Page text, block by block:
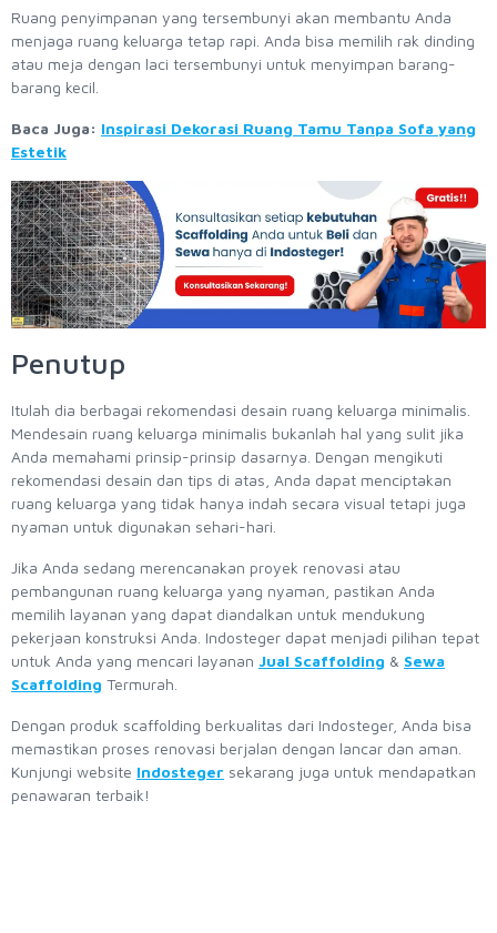
Ruang penyimpanan yang tersembunyi akan membantu Anda
menjaga ruang keluarga tetap rapi. Anda bisa memilih rak dinding
atau meja dengan laci tersembunyi untuk menyimpan barang-
barang kecil.
Baca Juga: Inspirasi Dekorasi Ruang Tamu Tanpa Sofa yang
Estetik
Penutup
Itulah dia berbagai rekomendasi desain ruang keluarga minimalis.
Mendesain ruang keluarga minimalis bukanlah hal yang sulit jika
Anda memahami prinsip-prinsip dasarnya. Dengan mengikuti
rekomendasi desain dan tips di atas, Anda dapat menciptakan
ruang keluarga yang tidak hanya indah secara visual tetapi juga
nyaman untuk digunakan sehari-hari.
Jika Anda sedang merencanakan proyek renovasi atau
pembangunan ruang keluarga yang nyaman, pastikan Anda
memilih layanan yang dapat diandalkan untuk mendukung
pekerjaan konstruksi Anda. Indosteger dapat menjadi pilihan tepat
untuk Anda yang mencari layanan Jual Scaffolding & Sewa
Scaffolding Termurah.
Dengan produk scaffolding berkualitas dari Indosteger, Anda bisa
memastikan proses renovasi berjalan dengan lancar dan aman.
Kunjungi website Indosteger sekarang juga untuk mendapatkan
penawaran terbaik!